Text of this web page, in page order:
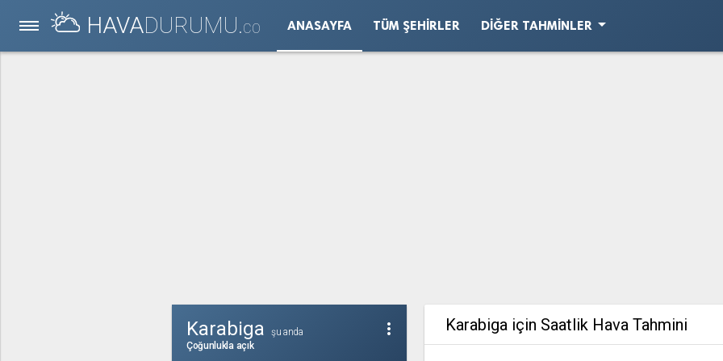
HAVADURUMU.CO ANASAYFA TÜM ŞEHIRLER DIĞER TAHMINLERarrow_drop_down
more_vert
Karabiga
şu anda
Çoğunlukla açık
Karabiga için Saatlik Hava Tahmini